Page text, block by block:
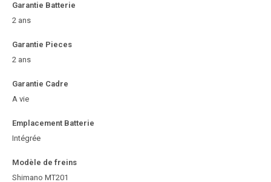
Garantie Batterie
2 ans
Garantie Pieces
2 ans
Garantie Cadre
A vie
Emplacement Batterie
Intégrée
Modèle de freins
Shimano MT201